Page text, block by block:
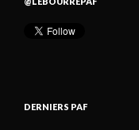
DERNIERS PAF